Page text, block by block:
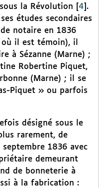
la Révolution
4 .
études secondaires
notaire en 1836
il est témoin), il
à Sézanne (Marne) ;
Robertine Piquet,
(Marne) ; il se
Piquet » ou parfois
désigné sous le
rarement, de
1836 avec
demeurant
de bonneterie à
à la fabrication :